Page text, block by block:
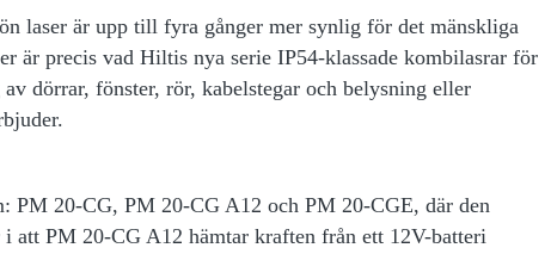
laser är upp till fyra gånger mer synlig för det mänskliga
är precis vad Hiltis nya serie IP54-klassade kombilasrar för
dörrar, fönster, rör, kabelstegar och belysning eller
PM 20-CG, PM 20-CG A12 och PM 20-CGE, där den
att PM 20-CG A12 hämtar kraften från ett 12V-batteri